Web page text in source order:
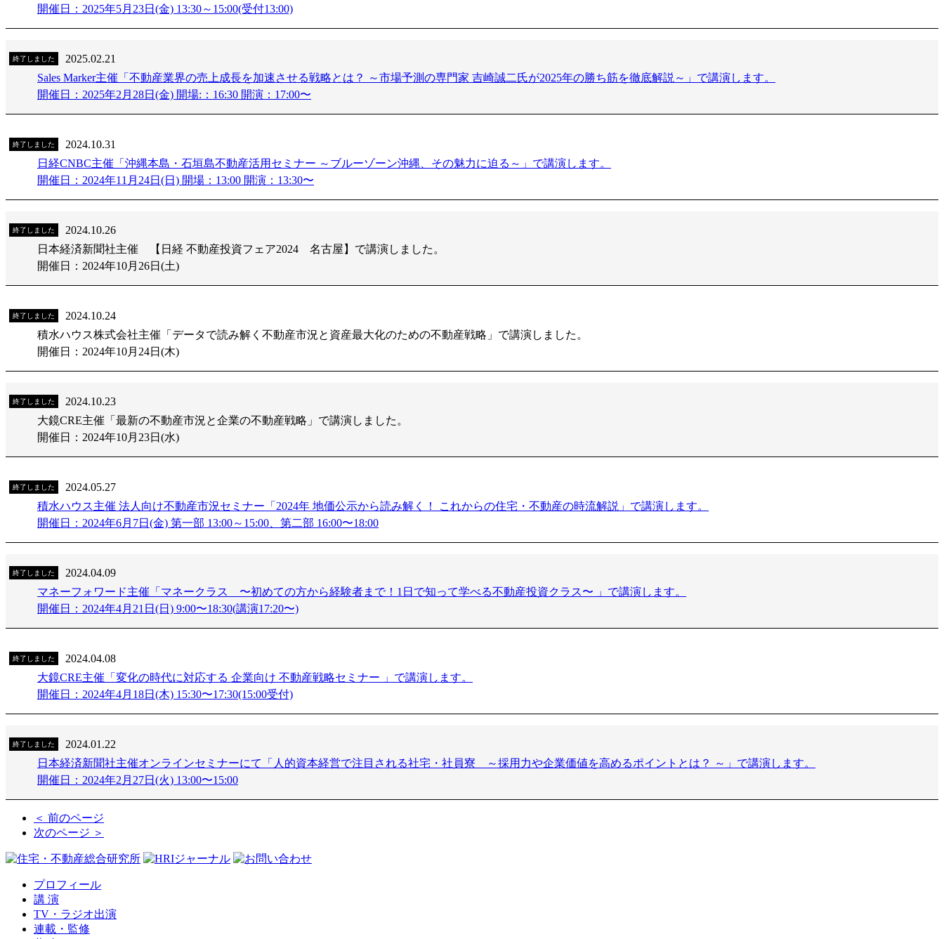
開催日：2025年5月23日(金) 13:30～15:00(受付13:00)
終了しました
2025.02.21
Sales Marker主催「不動産業界の売上成長を加速させる戦略とは？ ～市場予測の専門家 吉崎誠二氏が2025年の勝ち筋を徹底解説～」で講演します。
開催日：2025年2月28日(金) 開場:：16:30 開演：17:00〜
終了しました
2024.10.31
日経CNBC主催「沖縄本島・石垣島不動産活用セミナー ～ブルーゾーン沖縄、その魅力に迫る～」で講演します。
開催日：2024年11月24日(日) 開場：13:00 開演：13:30〜
終了しました
2024.10.26
日本経済新聞社主催 【日経 不動産投資フェア2024 名古屋】で講演しました。
開催日：2024年10月26日(土)
終了しました
2024.10.24
積水ハウス株式会社主催「データで読み解く不動産市況と資産最大化のための不動産戦略」で講演しました。
開催日：2024年10月24日(木)
終了しました
2024.10.23
大鏡CRE主催「最新の不動産市況と企業の不動産戦略」で講演しました。
開催日：2024年10月23日(水)
終了しました
2024.05.27
積水ハウス主催 法人向け不動産市況セミナー「2024年 地価公示から読み解く！ これからの住宅・不動産の時流解説」で講演します。
開催日：2024年6月7日(金) 第一部 13:00～15:00、第二部 16:00〜18:00
終了しました
2024.04.09
マネーフォワード主催「マネークラス 〜初めての方から経験者まで！1日で知って学べる不動産投資クラス〜 」で講演します。
開催日：2024年4月21日(日) 9:00〜18:30(講演17:20〜)
終了しました
2024.04.08
大鏡CRE主催「変化の時代に対応する 企業向け 不動産戦略セミナー 」で講演します。
開催日：2024年4月18日(木) 15:30〜17:30(15:00受付)
終了しました
2024.01.22
日本経済新聞社主催オンラインセミナーにて「人的資本経営で注目される社宅・社員寮 ～採用力や企業価値を高めるポイントとは？ ～」で講演します。
開催日：2024年2月27日(火) 13:00〜15:00
＜ 前のページ
次のページ ＞
プロフィール
講 演
TV・ラジオ出演
連載・監修